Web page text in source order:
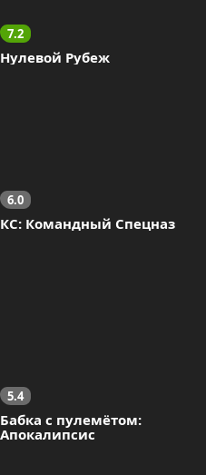
7.2
Нулевой Рубеж
6.0
КС: Командный Спецназ
5.4
Бабка с пулемётом:
Апокалипсис